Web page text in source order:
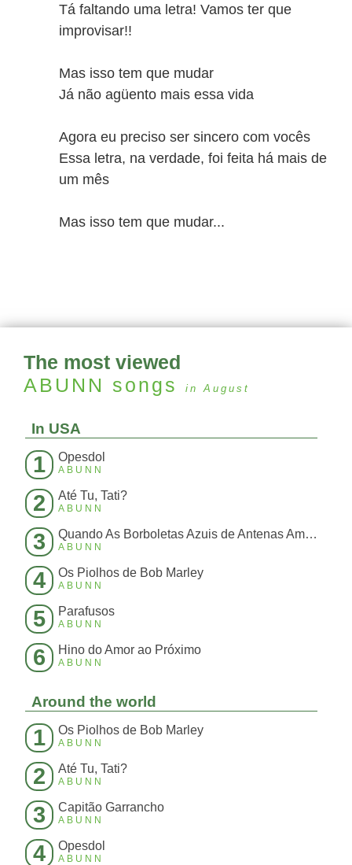
Tá faltando uma letra! Vamos ter que
improvisar!!
Mas isso tem que mudar
Já não agüento mais essa vida
Agora eu preciso ser sincero com vocês
Essa letra, na verdade, foi feita há mais de
um mês
Mas isso tem que mudar...
The most viewed
ABUNN songs in August
In USA
1 Opesdol
ABUNN
2 Até Tu, Tati?
ABUNN
3 Quando As Borboletas Azuis de Antenas Amarelas Batem Suas Asas Fazendo Um Barulho Ensurdecedor Que N
ABUNN
4 Os Piolhos de Bob Marley
ABUNN
5 Parafusos
ABUNN
6 Hino do Amor ao Próximo
ABUNN
Around the world
1 Os Piolhos de Bob Marley
ABUNN
2 Até Tu, Tati?
ABUNN
3 Capitão Garrancho
ABUNN
4 Opesdol
ABUNN